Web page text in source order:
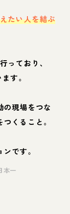
たい人を結ぶ
っており、
す。
の現場をつな
くること。
です。
本一